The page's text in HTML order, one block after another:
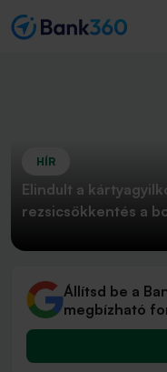
HÍR
Elindult a
rezsicsökkentés a
Állítsd be a
megbízható